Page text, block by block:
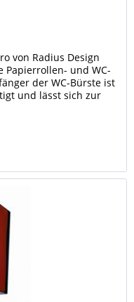
von Radius Design
Papierrollen- und WC-
der WC-Bürste ist
und lässt sich zur